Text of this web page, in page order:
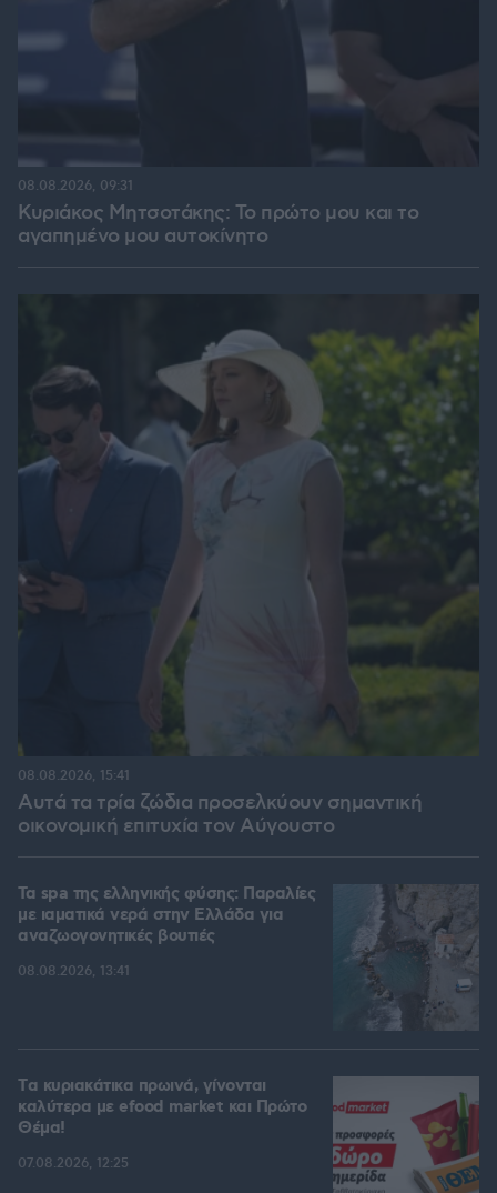
Κυριάκος Μητσοτάκης: Το πρώτο μου και το
αγαπημένο μου αυτοκίνητο
08.08.2026, 09:31
Αυτά τα τρία ζώδια προσελκύουν σημαντική
οικονομική επιτυχία τον Αύγουστο
08.08.2026, 15:41
Τα spa της ελληνικής φύσης: Παραλίες
με ιαματικά νερά στην Ελλάδα για
αναζωογονητικές βουτιές
08.08.2026, 13:41
Tα κυριακάτικα πρωινά, γίνονται
καλύτερα με efood market και Πρώτο
Θέμα!
07.08.2026, 12:25